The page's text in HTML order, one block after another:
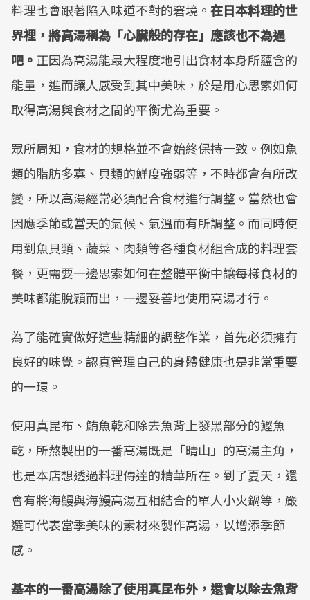
料理也會跟著陷入味道不對的窘境。 在日本料理的世
界裡，將高湯稱為「心臟般的存在」應該也不為過
吧。 正因為高湯能最大程度地引出食材本身所蘊含的
能量，進而讓人感受到其中美味，於是用心思索如何
取得高湯與食材之間的平衡尤為重要。
眾所周知，食材的規格並不會始終保持一致。例如魚
類的脂肪多寡、貝類的鮮度強弱等，不時都會有所改
變，所以高湯經常必須配合食材進行調整。當然也會
因應季節或當天的氣候、氣溫而有所調整。而同時使
用到魚貝類、蔬菜、肉類等各種食材組合成的料理套
餐，更需要一邊思索如何在整體平衡中讓每樣食材的
美味都能脫穎而出，一邊妥善地使用高湯才行。
為了能確實做好這些精細的調整作業，首先必須擁有
良好的味覺。認真管理自己的身體健康也是非常重要
的一環。
使用真昆布、鮪魚乾和除去魚背上發黑部分的鰹魚
乾，所熬製出的一番高湯既是「晴山」的高湯主角，
也是本店想透過料理傳達的精華所在。到了夏天，還
會有將海鰻與海鰻高湯互相結合的單人小火鍋等，嚴
選可代表當季美味的素材來製作高湯，以增添季節
感。
基本的一番高湯除了使用真昆布外，還會以除去魚背